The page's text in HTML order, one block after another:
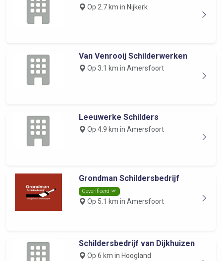
Op 2.7 km in Nijkerk
Van Venrooij Schilderwerken
Op 3.1 km in Amersfoort
Leeuwerke Schilders
Op 4.9 km in Amersfoort
Grondman Schildersbedrijf
Geverifieerd
Op 5.1 km in Amersfoort
Schildersbedrijf van Dijkhuizen
Op 6 km in Hoogland